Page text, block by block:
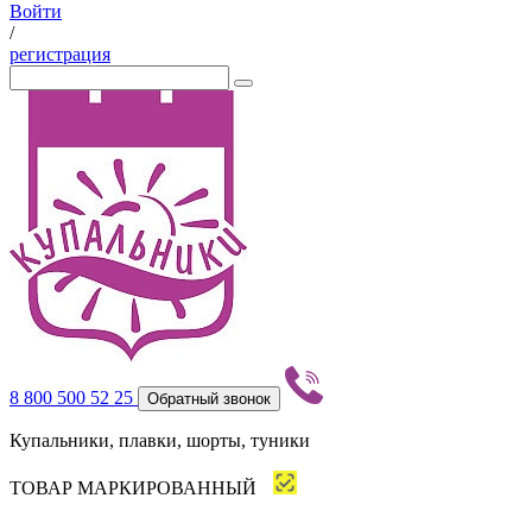
Войти
/
регистрация
8 800 500 52 25 Обратный звонок
Купальники, плавки, шорты, туники
ТОВАР МАРКИРОВАННЫЙ